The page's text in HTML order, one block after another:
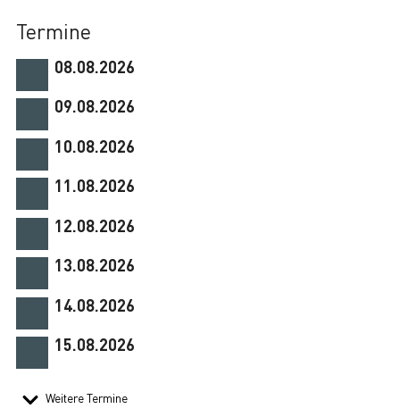
Termine
08.08.2026
09.08.2026
10.08.2026
11.08.2026
12.08.2026
13.08.2026
14.08.2026
15.08.2026
Weitere Termine